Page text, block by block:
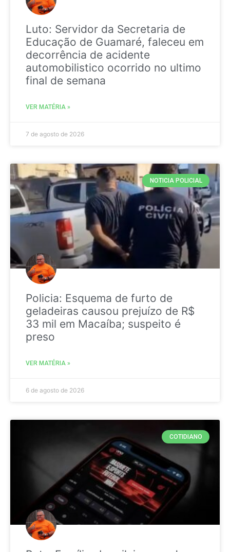
Luto: Servidor da Secretaria de
Educação de Guamaré, faleceu em
decorrência de acidente
automobilistico ocorrido no ultimo
final de semana
VER MATÉRIA »
7 de agosto de 2026
NOTICIA POLICIAL
Policia: Esquema de furto de
geladeiras causou prejuízo de R$
33 mil em Macaíba; suspeito é
preso
VER MATÉRIA »
6 de agosto de 2026
COTIDIANO